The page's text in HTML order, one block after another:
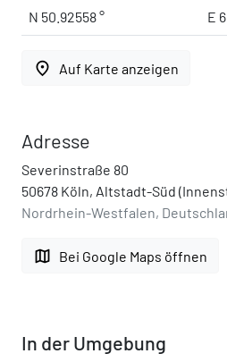
N 50.92558 ° E
place Auf Karte anzeigen
Adresse
Severinstraße 80
50678 Köln, Altstadt-Süd
Nordrhein-Westfalen,
map Bei Google Maps öffnen
In der Umgebung